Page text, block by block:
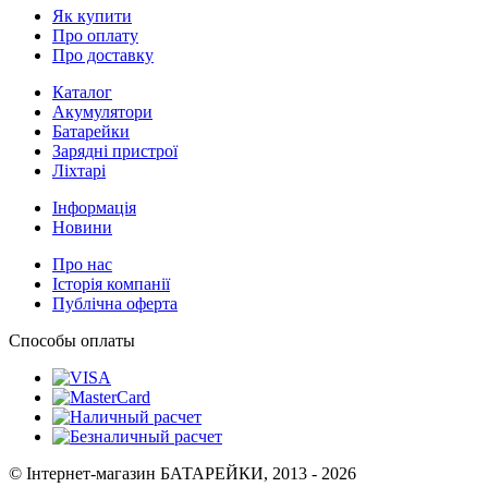
Як купити
Про оплату
Про доставку
Каталог
Акумулятори
Батарейки
Зарядні пристрої
Ліхтарі
Інформація
Новини
Про нас
Історія компанії
Публічна оферта
Способы оплаты
© Інтернет-магазин БАТАРЕЙКИ, 2013 - 2026